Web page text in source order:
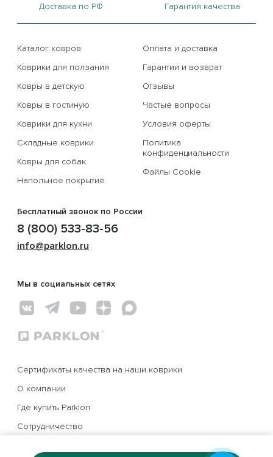
Доставка по РФ Гарантия качества
Сертификаты качества на наши коврики
О компании
Где купить Parklon
Сотрудничество
Каталог ковров
Коврики для ползания
Ковры в детскую
Ковры в гостиную
Коврики для кухни
Складные коврики
Ковры для собак
Напольное покрытие
Оплата и доставка
Гарантии и возврат
Отзывы
Частые вопросы
Условия оферты
Политика
конфиденциальности
Файлы Cookie
Бесплатный звонок по России
8 (800) 533-83-56
info@parklon.ru
Мы в социальных сетях